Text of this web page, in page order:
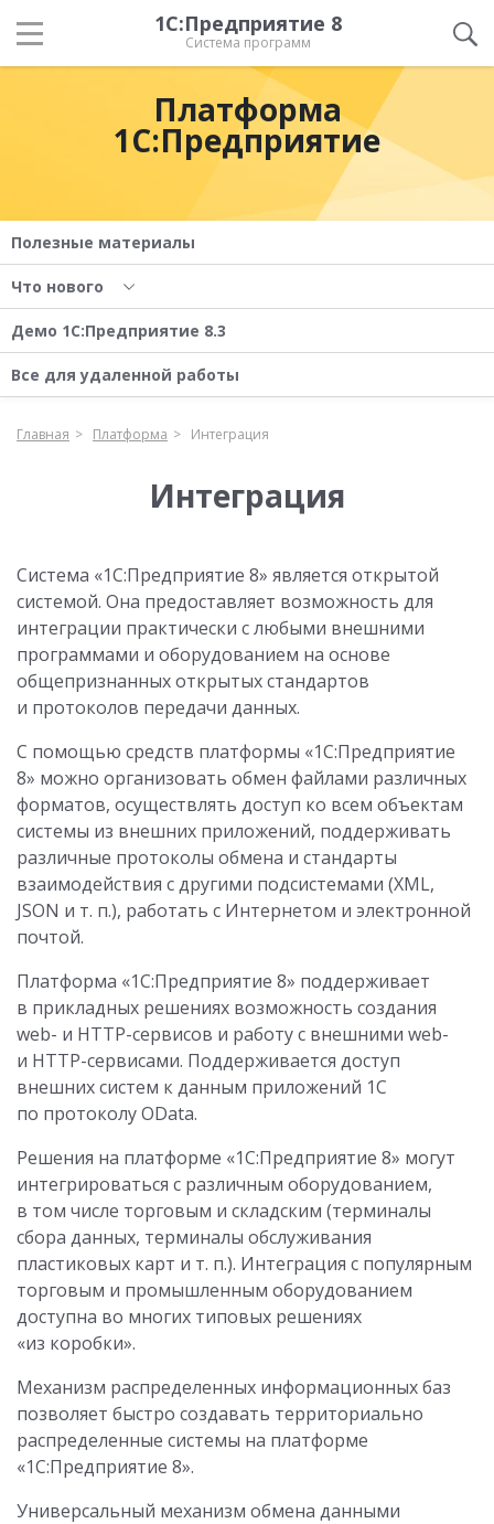
1С:Предприятие 8
Система программ
Платформа
1С:Предприятие
Полезные материалы
Что нового
Демо 1С:Предприятие 8.3
Все для удаленной работы
Главная Платформа Интеграция
Интеграция
Система «1С:Предприятие 8» является открытой
системой. Она предоставляет возможность для
интеграции практически с любыми внешними
программами и оборудованием на основе
общепризнанных открытых стандартов
и протоколов передачи данных.
С помощью средств платформы «1С:Предприятие
8» можно организовать обмен файлами различных
форматов, осуществлять доступ ко всем объектам
системы из внешних приложений, поддерживать
различные протоколы обмена и стандарты
взаимодействия с другими подсистемами (XML,
JSON и т. п.), работать с Интернетом и электронной
почтой.
Платформа «1С:Предприятие 8» поддерживает
в прикладных решениях возможность создания
web- и HTTP-сервисов и работу с внешними web-
и HTTP-сервисами. Поддерживается доступ
внешних систем к данным приложений 1С
по протоколу OData.
Решения на платформе «1С:Предприятие 8» могут
интегрироваться с различным оборудованием,
в том числе торговым и складским (терминалы
сбора данных, терминалы обслуживания
пластиковых карт и т. п.). Интеграция с популярным
торговым и промышленным оборудованием
доступна во многих типовых решениях
«из коробки».
Механизм распределенных информационных баз
позволяет быстро создавать территориально
распределенные системы на платформе
«1С:Предприятие 8».
Универсальный механизм обмена данными